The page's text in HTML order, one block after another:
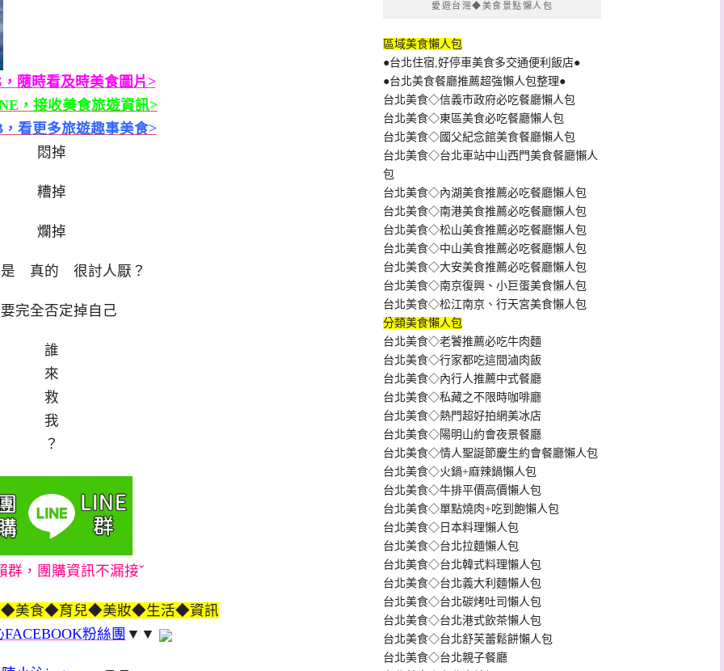
隨時看及時美食圖片>
，接收美食旅遊資訊>
看更多旅遊趣事美食>
悶掉
糟掉
爛掉
是 真的 很討人厭？
完全否定掉自己
誰
來
救
我
？
群，團購資訊不漏接ˇ
美食◆育兒◆美妝◆生活◆資訊
粉絲團 ▼▼
愛遊台灣◆美食景點懶人包
區域美食懶人包
●台北住宿,好停車美食多交通便利飯店●
●台北美食餐廳推薦超強懶人包整理●
台北美食◇信義市政府必吃餐廳懶人包
台北美食◇東區美食必吃餐廳懶人包
台北美食◇國父紀念館美食餐廳懶人包
台北美食◇台北車站中山西門美食餐廳懶人
包
台北美食◇內湖美食推薦必吃餐廳懶人包
台北美食◇南港美食推薦必吃餐廳懶人包
台北美食◇松山美食推薦必吃餐廳懶人包
台北美食◇中山美食推薦必吃餐廳懶人包
台北美食◇大安美食推薦必吃餐廳懶人包
台北美食◇南京復興、小巨蛋美食懶人包
台北美食◇松江南京、行天宮美食懶人包
分類美食懶人包
台北美食◇老饕推薦必吃牛肉麵
台北美食◇行家都吃這間滷肉飯
台北美食◇內行人推薦中式餐廳
台北美食◇私藏之不限時咖啡廳
台北美食◇熱門超好拍網美冰店
台北美食◇陽明山約會夜景餐廳
台北美食◇情人聖誕節慶生約會餐廳懶人包
台北美食◇火鍋+麻辣鍋懶人包
台北美食◇牛排平價高價懶人包
台北美食◇單點燒肉+吃到飽懶人包
台北美食◇日本料理懶人包
台北美食◇台北拉麵懶人包
台北美食◇台北韓式料理懶人包
台北美食◇台北義大利麵懶人包
台北美食◇台北碳烤吐司懶人包
台北美食◇台北港式飲茶懶人包
台北美食◇台北舒芙蕾鬆餅懶人包
台北美食◇台北親子餐廳